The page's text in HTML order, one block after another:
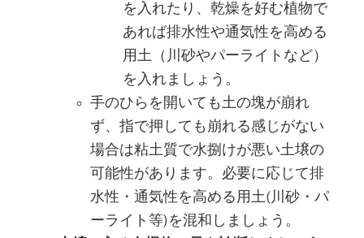
を入れたり、乾燥を好む植物で
あれば排水性や通気性を高める
用土（川砂やパーライトなど）
を入れましょう。
手のひらを開いても土の塊が崩れ
ず、指で押しても崩れる感じがない
場合は粘土質で水捌けが悪い土壌の
可能性があります。必要に応じて排
水性・通気性を高める用土(川砂・パ
ーライト等)を混和しましょう。